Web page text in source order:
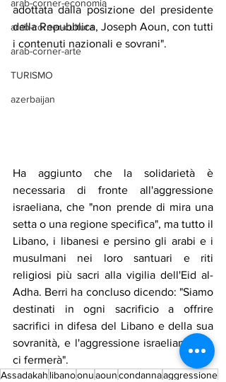
arab-corner-economia
arab-corner-cultura
arab-corner-arte
TURISMO
azerbaijan
adottata dalla posizione del presidente
della Repubblica, Joseph Aoun, con tutti
i contenuti nazionali e sovrani".
Ha aggiunto che la solidarietà è
necessaria di fronte all'aggressione
israeliana, che "non prende di mira una
setta o una regione specifica", ma tutto il
Libano, i libanesi e persino gli arabi e i
musulmani nei loro santuari e riti
religiosi più sacri alla vigilia dell'Eid al-
Adha. Berri ha concluso dicendo: "Siamo
destinati in ogni sacrificio a offrire
sacrifici in difesa del Libano e della sua
sovranità, e l'aggressione israeliana non
ci fermerà".
Assadakah libanoonuaouncondannaaggressione